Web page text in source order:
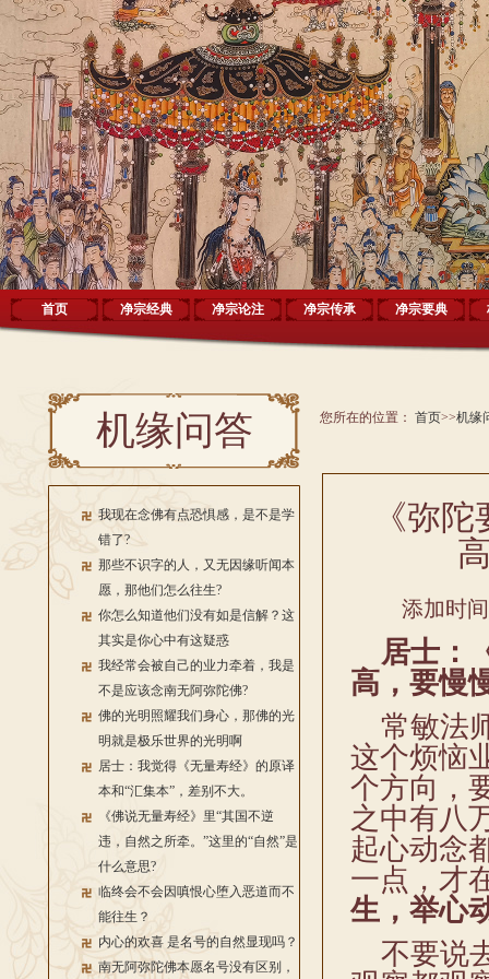
首页 净宗经典 净宗论注 净宗传承 净宗要典
机缘问答
我现在念佛有点恐惧感，是不是学
错了?
那些不识字的人，又无因缘听闻本
愿，那他们怎么往生?
你怎么知道他们没有如是信解？这
其实是你心中有这疑惑
我经常会被自己的业力牵着，我是
不是应该念南无阿弥陀佛?
佛的光明照耀我们身心，那佛的光
明就是极乐世界的光明啊
居士：我觉得《无量寿经》的原译
本和“汇集本”，差别不大。
《佛说无量寿经》里“其国不逆
违，自然之所牵。”这里的“自然”是
什么意思?
临终会不会因嗔恨心堕入恶道而不
能往生？
内心的欢喜 是名号的自然显现吗？
南无阿弥陀佛本愿名号没有区别，
您所在的位置： 首页>>机缘
《弥
添加时
居士：
高，要慢
常敏法
这个烦恼
个方向，
之中有八
起心动念
一点，才
生，举心
不要说